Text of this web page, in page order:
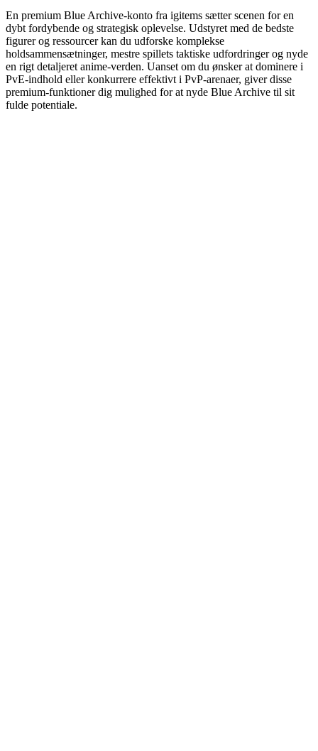
En premium Blue Archive-konto fra igitems sætter scenen for en
dybt fordybende og strategisk oplevelse. Udstyret med de bedste
figurer og ressourcer kan du udforske komplekse
holdsammensætninger, mestre spillets taktiske udfordringer og nyde
en rigt detaljeret anime-verden. Uanset om du ønsker at dominere i
PvE-indhold eller konkurrere effektivt i PvP-arenaer, giver disse
premium-funktioner dig mulighed for at nyde Blue Archive til sit
fulde potentiale.